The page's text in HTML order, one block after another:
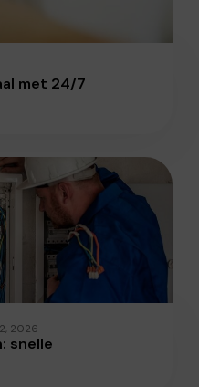
met 24/7
2026
snelle